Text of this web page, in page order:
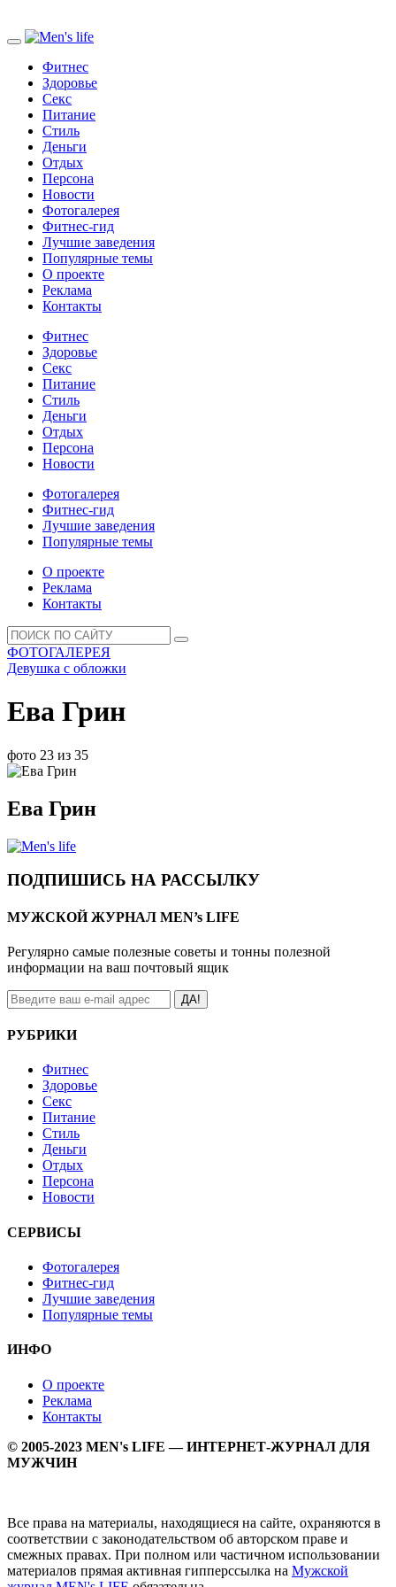
Фитнес
Здоровье
Секс
Питание
Стиль
Деньги
Отдых
Персона
Новости
Фотогалерея
Фитнес-гид
Лучшие заведения
Популярные темы
О проекте
Реклама
Контакты
Фитнес
Здоровье
Секс
Питание
Стиль
Деньги
Отдых
Персона
Новости
Фотогалерея
Фитнес-гид
Лучшие заведения
Популярные темы
О проекте
Реклама
Контакты
ФОТОГАЛЕРЕЯ
Девушка с обложки
Ева Грин
фото 23 из 35
Ева Грин
ПОДПИШИСЬ НА РАССЫЛКУ
МУЖСКОЙ ЖУРНАЛ MEN’s LIFE
Регулярно самые полезные советы и тонны полезной
информации на ваш почтовый ящик
ДА!
РУБРИКИ
Фитнес
Здоровье
Секс
Питание
Стиль
Деньги
Отдых
Персона
Новости
СЕРВИСЫ
Фотогалерея
Фитнес-гид
Лучшие заведения
Популярные темы
ИНФО
О проекте
Реклама
Контакты
© 2005-2023 MEN's LIFE — ИНТЕРНЕТ-ЖУРНАЛ ДЛЯ
МУЖЧИН
Все права на материалы, находящиеся на сайте, охраняются в
соответствии с законодательством об авторском праве и
смежных правах. При полном или частичном использовании
материалов прямая активная гипперссылка на Мужской